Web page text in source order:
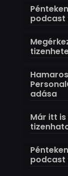
podcast
adása
Már itt
podcast